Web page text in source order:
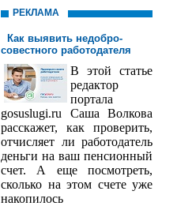
РЕКЛАМА
Как выявить недобро­
совестного работодателя
В этой статье
редактор
порта­ла
gosuslugi.ru Саша Волкова
расскажет, как проверить,
отчисляет ли работодатель
деньги на ваш пенсионный
счет. А еще посмотреть,
сколько на этом счете уже
накопилось